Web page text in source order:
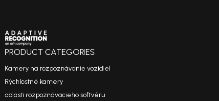
PRODUCT CATEGORIES
Kamery na rozpoznávanie vozidiel
Rýchlostné kamery
oblasti rozpoznávacieho softvéru